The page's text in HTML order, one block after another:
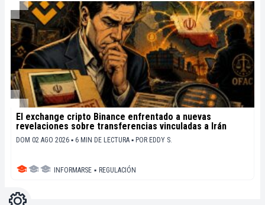
El exchange cripto Binance enfrentado a nuevas
revelaciones sobre transferencias vinculadas a Irán
DOM 02 AGO 2026 ▪ 6 MIN DE LECTURA ▪ POR EDDY S.
INFORMARSE ▪ REGULACIÓN
Ajustes